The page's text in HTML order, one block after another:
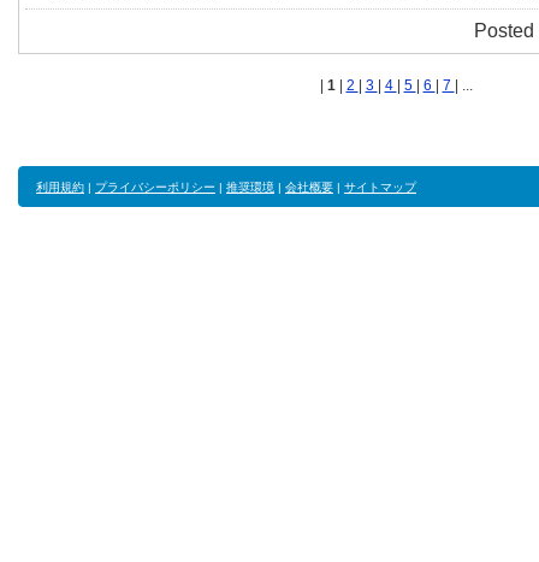
1 2 3 4 5 6 7 | ...
利用規約 | プライバシーポリシー | 推奨環境 | 会社概要 | サイトマップ